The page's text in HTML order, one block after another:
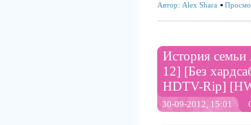
Автор: Alex Shara
История
12] [Без
HDTV-Rip]
30-09-2012, 15:01